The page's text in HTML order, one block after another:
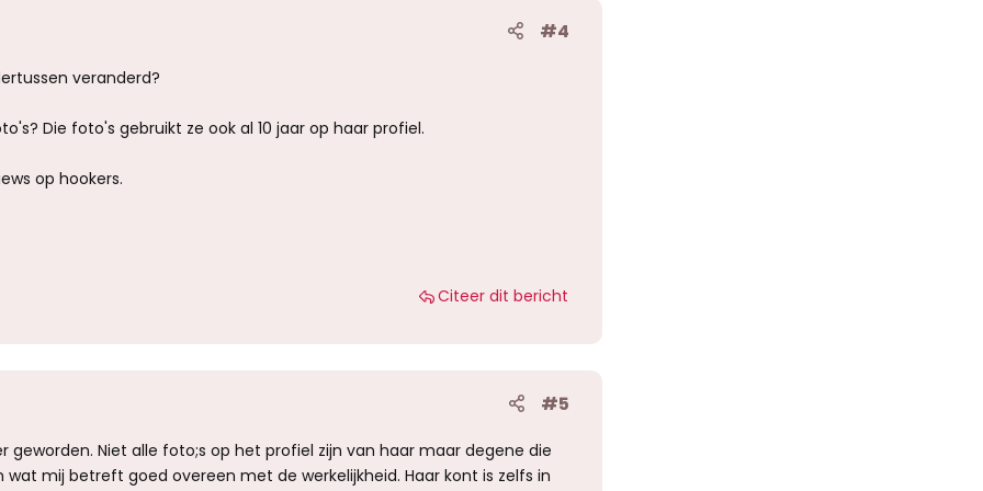
#4
veranderd?
Die foto's gebruikt ze ook al 10 jaar op haar profiel.
op hookers.
Citeer dit bericht
#5
geworden. Niet alle foto;s op het profiel zijn van haar maar degene die
wat mij betreft goed overeen met de werkelijkheid. Haar kont is zelfs in